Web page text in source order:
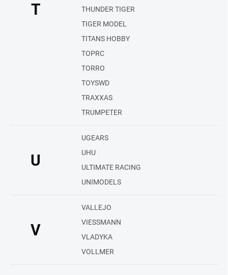
T
THUNDER TIGER
TIGER MODEL
TITANS HOBBY
TOPRC
TORRO
TOYSWD
TRAXXAS
TRUMPETER
U
UGEARS
UHU
ULTIMATE RACING
UNIMODELS
V
VALLEJO
VIESSMANN
VLADYKA
VOLLMER